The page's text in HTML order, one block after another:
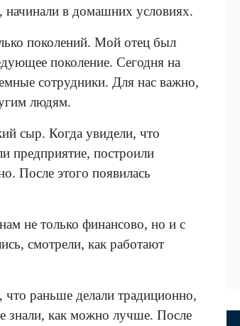
в домашних условиях.
поколений. Мой отец был
поколение. Сегодня на
сотрудники. Для нас важно,
людям.
сыр. Когда увидели, что
предприятие, построили
После этого появилась
не только финансово, но и с
смотрели, как работают
раньше делали традиционно,
знали, как можно лучше. После